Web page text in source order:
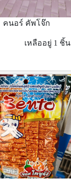
คนอร์ คัพโจ๊ก
เหลืออยู่ 1 ชิ้น